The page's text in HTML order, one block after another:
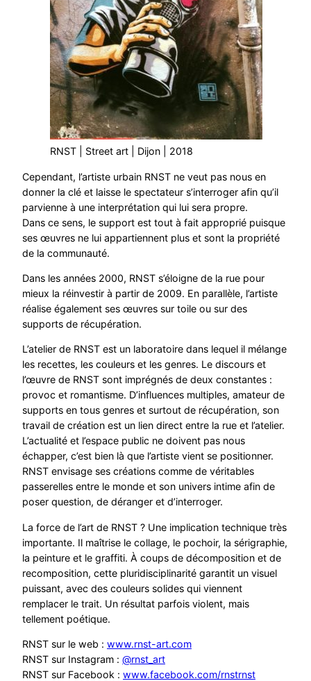
RNST | Street art | Dijon | 2018
Cependant, l’artiste urbain RNST ne veut pas nous en
donner la clé et laisse le spectateur s’interroger afin qu’il
parvienne à une interprétation qui lui sera propre.
Dans ce sens, le support est tout à fait approprié puisque
ses œuvres ne lui appartiennent plus et sont la propriété
de la communauté.
Dans les années 2000, RNST s’éloigne de la rue pour
mieux la réinvestir à partir de 2009. En parallèle, l’artiste
réalise également ses œuvres sur toile ou sur des
supports de récupération.
L’atelier de RNST est un laboratoire dans lequel il mélange
les recettes, les couleurs et les genres. Le discours et
l’œuvre de RNST sont imprégnés de deux constantes :
provoc et romantisme. D’influences multiples, amateur de
supports en tous genres et surtout de récupération, son
travail de création est un lien direct entre la rue et l’atelier.
L’actualité et l’espace public ne doivent pas nous
échapper, c’est bien là que l’artiste vient se positionner.
RNST envisage ses créations comme de véritables
passerelles entre le monde et son univers intime afin de
poser question, de déranger et d’interroger.
La force de l’art de RNST ? Une implication technique très
importante. Il maîtrise le collage, le pochoir, la sérigraphie,
la peinture et le graffiti. À coups de décomposition et de
recomposition, cette pluridisciplinarité garantit un visuel
puissant, avec des couleurs solides qui viennent
remplacer le trait. Un résultat parfois violent, mais
tellement poétique.
RNST sur le web : www.rnst-art.com
RNST sur Instagram : @rnst_art
RNST sur Facebook : www.facebook.com/rnstrnst